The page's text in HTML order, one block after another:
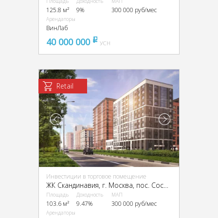
125.8 м² 9% 300 000 руб/мес
Арендаторы
ВинЛаб
40 000 000 pуб
УСН
Retail
Инвестиции в торговое помещение
ЖК Скандинавия, г. Москва, пос. Сосенское, ЖК «Скандинавия», к28.4
Площадь
103.6 м²
Доходность
9.47%
МАП
300 000 руб/мес
Арендаторы